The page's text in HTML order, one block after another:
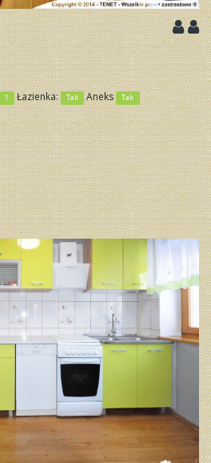
1 Łazienka: Tak Aneks Tak